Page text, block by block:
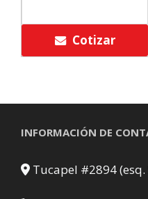
Cotizar
INFORMACIÓN DE
Tucapel #2894